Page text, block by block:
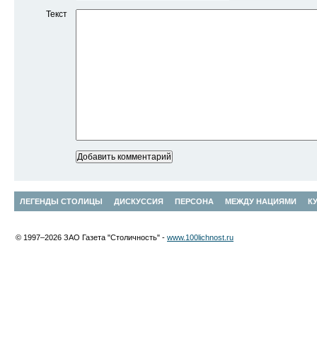
Текст
ЛЕГЕНДЫ СТОЛИЦЫ ДИСКУССИЯ ПЕРСОНА МЕЖДУ НАЦИЯМИ
© 1997–2026 ЗАО Газета "Столичность" - www.100lichnost.ru